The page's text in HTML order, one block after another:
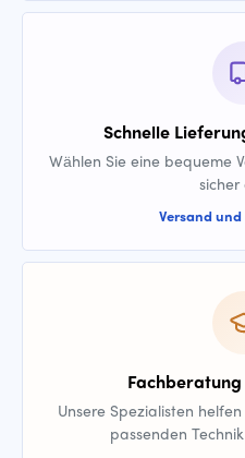
Schnelle
Wählen Sie eine bequeme
sicher
Versand
Unsere Spezialisten
passenden